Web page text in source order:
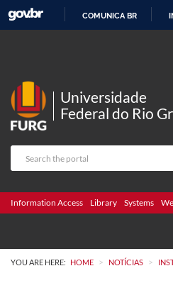
COMUNICA BR
Universidade
Federal do Rio
Information Access Library Systems
YOU ARE HERE: HOME > NOTÍCIAS >